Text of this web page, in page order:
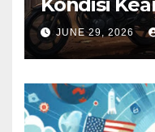
JUNE 29, 2026